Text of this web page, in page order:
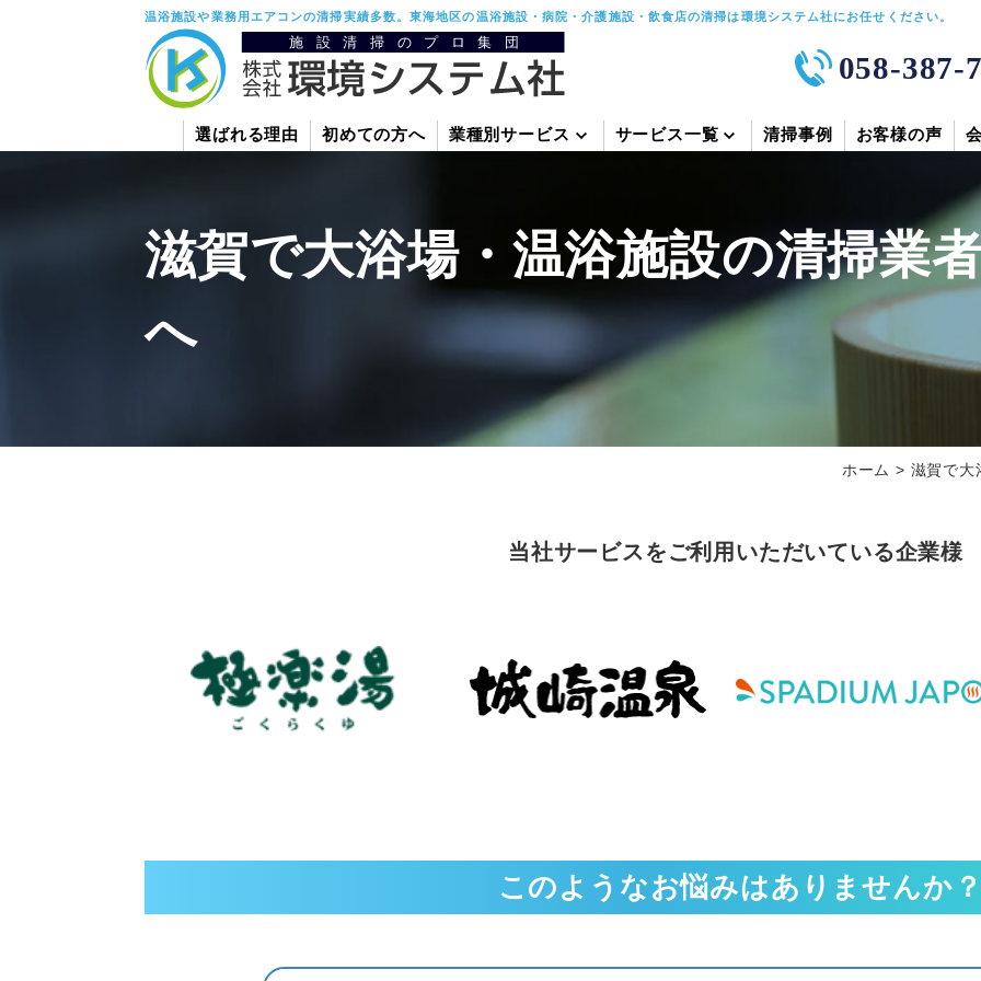
温浴施設や業務用エアコンの清掃実績多数。東海地区の温浴施設・病院・介護施設・飲食店の清掃は環境システム社にお任せください。
058-387-
選ばれる理由 初めての方へ 業種別サービス サービス一覧 清掃事例 お客様の声
滋賀で大浴場・温浴施設の清掃業
へ
ホーム > 滋賀で大
当社サービスをご利用いただいている企業様
このようなお悩みはありませんか